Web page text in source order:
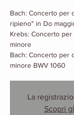
Bach: Concerto per
ripieno" in Do
Krebs: Concerto
minore
Bach: Concerto per
minore BWV 1060
La
Scopri